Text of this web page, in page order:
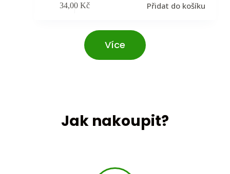
34,00 Kč Přidat do košíku
Více
Jak nakoupit?